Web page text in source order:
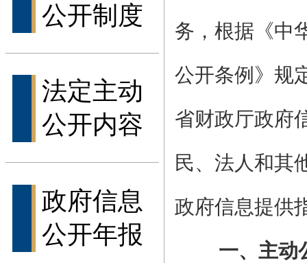
公开制度
法定主动
公开内容
政府信息
公开年报
务，根据《中
公开条例》规
省财政厅政府
民、法人和其
政府信息提供
一、主动